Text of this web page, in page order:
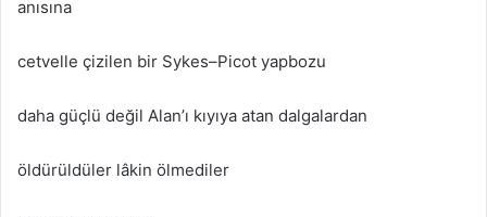
anısına
cetvelle çizilen bir Sykes–Picot yapbozu
daha güçlü değil Alan’ı kıyıya atan dalgalardan
öldürüldüler lâkin ölmediler